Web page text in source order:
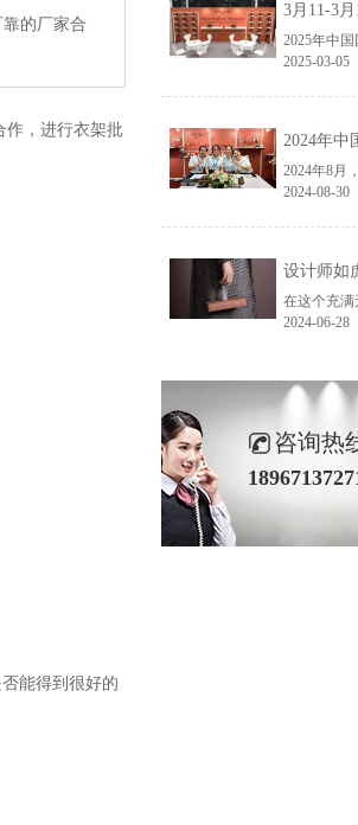
的厂家合
作，进行衣架批
能得到很好的
2025-03-05
2024-08-30
2024-06-28
咨询热